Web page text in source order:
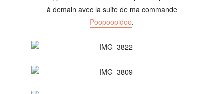
à demain avec la suite de ma commande
Poopoopidoo.